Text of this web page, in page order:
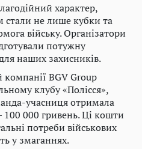
характер,
стали не лише кубки та
війську. Організатори
потужну
наших захисників.
компанії BGV Group
клубу «Полісся»,
учасниця отримала
000 гривень. Ці кошти
потреби військових
у змаганнях.